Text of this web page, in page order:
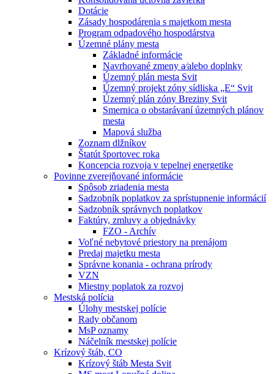
Dotácie
Zásady hospodárenia s majetkom mesta
Program odpadového hospodárstva
Územné plány mesta
Základné informácie
Navrhované zmeny a⁄alebo doplnky
Územný plán mesta Svit
Územný projekt zóny sídliska „E“ Svit
Územný plán zóny Breziny Svit
Smernica o obstarávaní územných plánov
mesta
Mapová služba
Zoznam dlžníkov
Štatút športovec roka
Koncepcia rozvoja v tepelnej energetike
Povinne zverejňované informácie
Spôsob zriadenia mesta
Sadzobník poplatkov za sprístupnenie informácií
Sadzobník správnych poplatkov
Faktúry, zmluvy a objednávky
FZO - Archív
Voľné nebytové priestory na prenájom
Predaj majetku mesta
Správne konania - ochrana prírody
VZN
Miestny poplatok za rozvoj
Mestská polícia
Úlohy mestskej polície
Rady občanom
MsP oznamy
Náčelník mestskej polície
Krízový štáb, CO
Krízový štáb Mesta Svit